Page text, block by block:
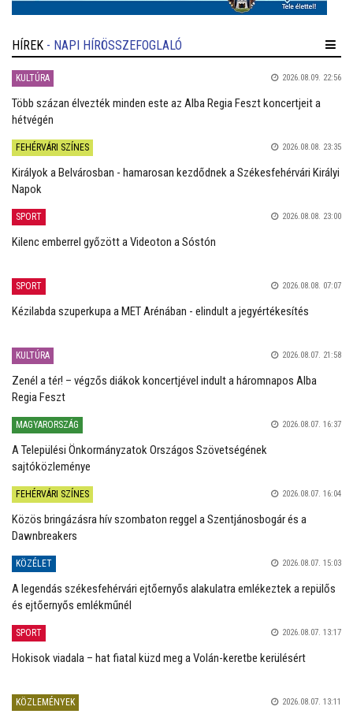
HÍREK - NAPI HÍRÖSSZEFOGLALÓ
KULTÚRA 2026.08.09. 22:56
Több százan élvezték minden este az Alba Regia Feszt koncertjeit a
hétvégén
FEHÉRVÁRI SZÍNES 2026.08.08. 23:35
Királyok a Belvárosban - hamarosan kezdődnek a Székesfehérvári Királyi
Napok
SPORT 2026.08.08. 23:00
Kilenc emberrel győzött a Videoton a Sóstón
SPORT 2026.08.08. 07:07
Kézilabda szuperkupa a MET Arénában - elindult a jegyértékesítés
KULTÚRA 2026.08.07. 21:58
Zenél a tér! – végzős diákok koncertjével indult a háromnapos Alba
Regia Feszt
MAGYARORSZÁG 2026.08.07. 16:37
A Települési Önkormányzatok Országos Szövetségének
sajtóközleménye
FEHÉRVÁRI SZÍNES 2026.08.07. 16:04
Közös bringázásra hív szombaton reggel a Szentjánosbogár és a
Dawnbreakers
KÖZÉLET 2026.08.07. 15:03
A legendás székesfehérvári ejtőernyős alakulatra emlékeztek a repülős
és ejtőernyős emlékműnél
SPORT 2026.08.07. 13:17
Hokisok viadala – hat fiatal küzd meg a Volán-keretbe kerülésért
KÖZLEMÉNYEK 2026.08.07. 13:11